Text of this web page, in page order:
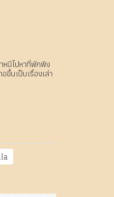
หนีไปหาที่พักพิง
ขึ้นเป็นเรื่องเล่า